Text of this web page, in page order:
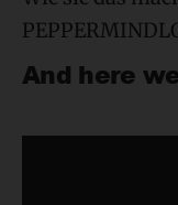
And here